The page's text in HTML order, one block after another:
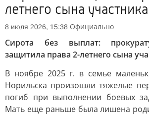
летнего сына
8 июля 2026, 15:38 Официально
Сирота без выплат:
защитила права 2-летнего сына
В ноябре 2025 г. в семье
Норильска произошли тяжелые
погиб при выполнении боевых
Мать еще раньше была лишена